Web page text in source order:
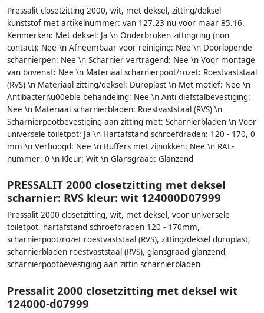
Pressalit closetzitting 2000, wit, met deksel, zitting/deksel
kunststof met artikelnummer: van 127.23 nu voor maar 85.16.
Kenmerken: Met deksel: Ja \n Onderbroken zittingring (non
contact): Nee \n Afneembaar voor reiniging: Nee \n Doorlopende
scharnierpen: Nee \n Scharnier vertragend: Nee \n Voor montage
van bovenaf: Nee \n Materiaal scharnierpoot/rozet: Roestvaststaal
(RVS) \n Materiaal zitting/deksel: Duroplast \n Met motief: Nee \n
Antibacteri\u00eble behandeling: Nee \n Anti diefstalbevestiging:
Nee \n Materiaal scharnierbladen: Roestvaststaal (RVS) \n
Scharnierpootbevestiging aan zitting met: Scharnierbladen \n Voor
universele toiletpot: Ja \n Hartafstand schroefdraden: 120 - 170, 0
mm \n Verhoogd: Nee \n Buffers met zijnokken: Nee \n RAL-
nummer: 0 \n Kleur: Wit \n Glansgraad: Glanzend
PRESSALIT 2000 closetzitting met deksel
scharnier: RVS kleur: wit 124000D07999
Pressalit 2000 closetzitting, wit, met deksel, voor universele
toiletpot, hartafstand schroefdraden 120 - 170mm,
scharnierpoot/rozet roestvaststaal (RVS), zitting/deksel duroplast,
scharnierbladen roestvaststaal (RVS), glansgraad glanzend,
scharnierpootbevestiging aan zittin scharnierbladen
Pressalit 2000 closetzitting met deksel wit
124000-d07999